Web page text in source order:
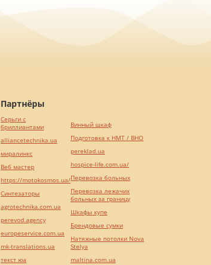
Партнёры
Серьги с
бриллиантами
alliancetechnika.ua
миралинкс
Веб мастер
https://motokosmos.ua/
Синтезаторы
agrotechnika.com.ua
perevod.agency
europeservice.com.ua
mk-translations.ua
текст юа
Винный шкаф
Подготовка к НМТ / ВНО
pereklad.ua
hospice-life.com.ua/
Перевозка больных
Перевозка лежачих
больных за границу
Шкафы купе
Брендовые сумки
Натяжные потолки Nova
Stelya
maltina.com.ua